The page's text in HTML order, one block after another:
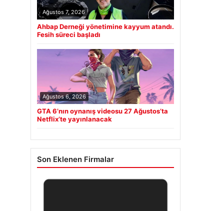
Ağustos 7, 2026
Ahbap Derneği yönetimine kayyum atandı.
Fesih süreci başladı
Ağustos 6, 2026
GTA 6’nın oynanış videosu 27 Ağustos’ta
Netflix’te yayınlanacak
Son Eklenen Firmalar